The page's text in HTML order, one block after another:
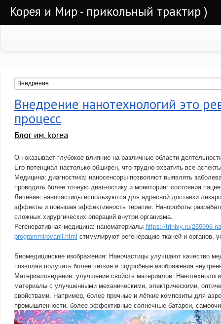
Корея и Мир - прикольный трактир )
Внедрение нанотехнологий это
процесс
Блог им. korea
Он оказывает глубокое влияние на различные области
Его потенциал настолько обширен, что трудно охватить все
Медицина: диагностика: наносенсоры позволяют выявлять
проводить более точную диагностику и мониторинг состояния
Лечение: наночастицы используются для адресной доставки
эффекты и повышая эффективность терапии. Нанороботы
сложных хирургических операций внутри организма.
Регенеративная медицина: наноматериалы https://trinixy.ru/255996-
programmirovanii.html стимулируют регенерацию тканей и органов,
Биомедицинские изображения: Наночастицы улучшают качество
позволяя получать более четкие и подробные изображения
Материаловедение: улучшение свойств материалов:
материалы с улучшенными механическими, электрическими,
свойствами. Например, более прочные и лёгкие композиты для
промышленности, более эффективные солнечные батареи,